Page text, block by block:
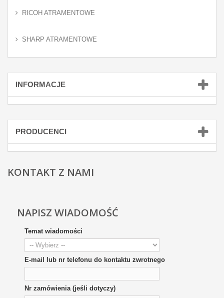
RICOH ATRAMENTOWE
SHARP ATRAMENTOWE
INFORMACJE
PRODUCENCI
KONTAKT Z NAMI
NAPISZ WIADOMOŚĆ
Temat wiadomości
E-mail lub nr telefonu do kontaktu zwrotnego
Nr zamówienia (jeśli dotyczy)